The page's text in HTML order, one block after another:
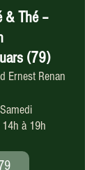
& Thé –
(79)
Ernest Renan
à 19h